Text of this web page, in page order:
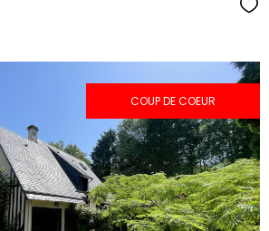
COUP DE COEUR
voir le